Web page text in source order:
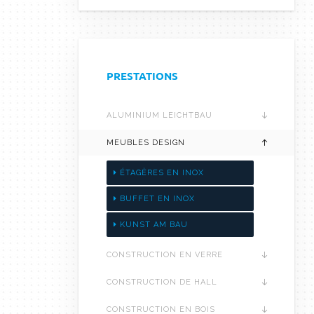
PRESTATIONS
ALUMINIUM LEICHTBAU
MEUBLES DESIGN
ÉTAGÈRES EN INOX
BUFFET EN INOX
KUNST AM BAU
CONSTRUCTION EN VERRE
CONSTRUCTION DE HALL
CONSTRUCTION EN BOIS